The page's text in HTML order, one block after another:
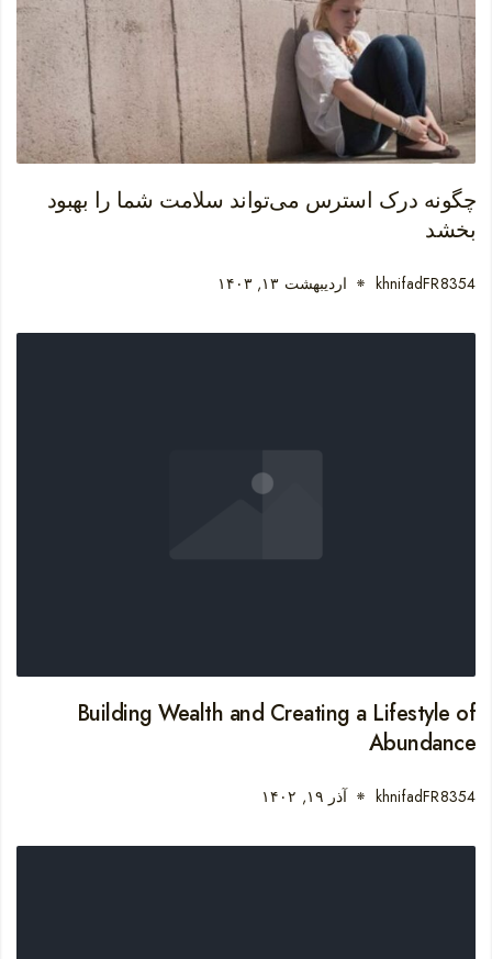
چگونه درک استرس می‌تواند سلامت شما را بهبود
بخشد
khnifadFR8354 اردیبهشت ۱۳, ۱۴۰۳
Building Wealth and Creating a Lifestyle of
Abundance
khnifadFR8354 آذر ۱۹, ۱۴۰۲